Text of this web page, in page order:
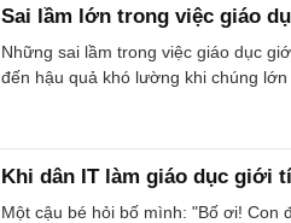
Sai lầm lớn trong việc giáo
Những sai lầm trong việc giáo dục
đến hậu quả khó lường khi chúng lớn
Khi dân IT làm giáo dục giới
Một cậu bé hỏi bố mình: "Bố ơi! Con